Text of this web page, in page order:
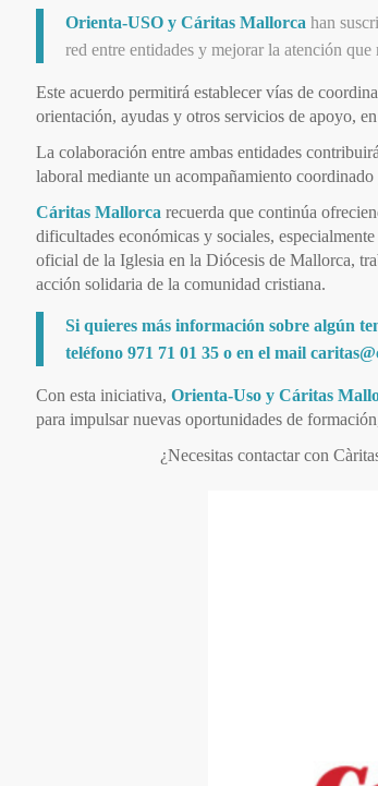
Orienta-USO y Cáritas Mallorca han
red entre entidades y mejorar la atención
Este acuerdo permitirá establecer vías de
orientación, ayudas y otros servicios de apoyo,
La colaboración entre ambas entidades
laboral mediante un acompañamiento
Cáritas Mallorca recuerda que continúa
dificultades económicas y sociales,
oficial de la Iglesia en la Diócesis de Mallorca,
acción solidaria de la comunidad cristiana.
Si quieres más información sobre algún
teléfono 971 71 01 35 o en el mail
Con esta iniciativa, Orienta-Uso y Cáritas
para impulsar nuevas oportunidades de
¿Necesitas contactar con